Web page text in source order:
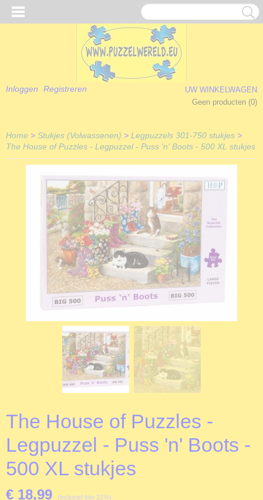
Inloggen Registreren
UW WINKELWAGEN
Geen producten (0)
Home > Stukjes (Volwassenen) > Legpuzzels 301-750 stukjes >
The House of Puzzles - Legpuzzel - Puss 'n' Boots - 500 XL stukjes
The House of Puzzles -
Legpuzzel - Puss 'n' Boots -
500 XL stukjes
€ 18,99 (inclusief btw 21%)